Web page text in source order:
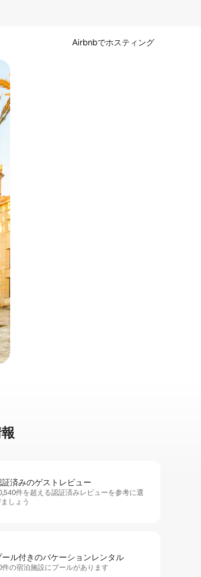
Airbnbでホスティング
。
証済みのゲ⁠ス⁠ト⁠レ⁠ビ⁠ュ⁠ー
件を超える認証済みレビューを参考に選
しょう
ール付きのバ⁠ケ⁠ー⁠シ⁠ョ⁠ンレ⁠ン⁠タ⁠ル
件の宿泊施設にプールがあります